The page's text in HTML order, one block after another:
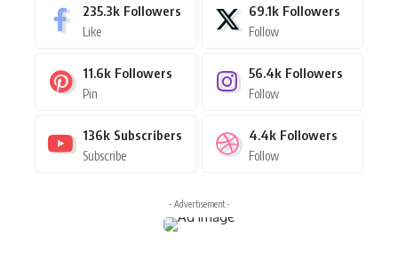
235.3k Followers
Like
69.1k Followers
Follow
11.6k Followers
Pin
56.4k Followers
Follow
136k Subscribers
Subscribe
4.4k Followers
Follow
- Advertisement -